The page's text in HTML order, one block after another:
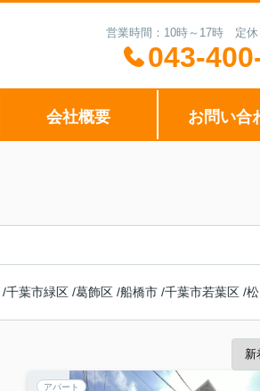
営業時間：10時～17時 定休
043-
会社概要 お問い合
/千葉市緑区 /葛飾区 /船橋市 /千葉市若葉区 /
アパート